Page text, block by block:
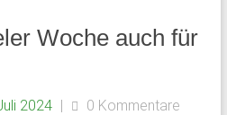
Woche auch für
2024 | 0 Kommentare